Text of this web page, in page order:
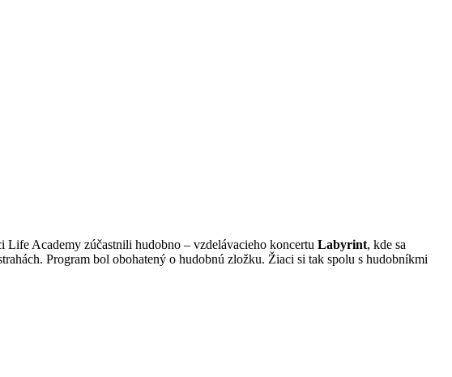
Life Academy zúčastnili hudobno – vzdelávacieho koncertu Labyrint, kde sa
Program bol obohatený o hudobnú zložku. Žiaci si tak spolu s hudobníkmi